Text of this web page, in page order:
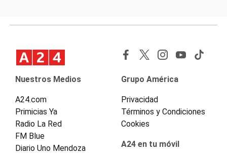
Nuestros Medios
A24.com
Primicias Ya
Radio La Red
FM Blue
Diario Uno Mendoza
Grupo América
Privacidad
Términos y Condiciones
Cookies
A24 en tu móvil